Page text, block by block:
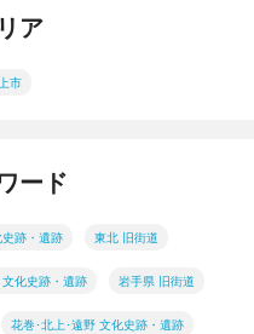
ア
市
ード
跡・遺跡 東北 旧街道
化史跡・遺跡 岩手県 旧街道
花巻･北上･遠野 文化史跡・遺跡